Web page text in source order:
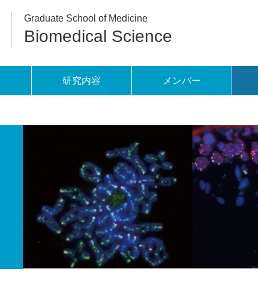
Graduate School of Medicine
Biomedical Science
研究内容 メンバー